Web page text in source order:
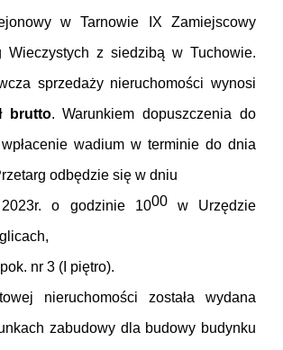
w Tarnowie IX Zamiejscowy
Wieczystych z siedzibą w Tuchowie.
sprzedaży nieruchomości wynosi
brutto. Warunkiem dopuszczenia do
wadium w terminie do dnia
odbędzie się w dniu
o godzinie 1000
w Urzędzie
nr 3 (I piętro).
nieruchomości została wydana
zabudowy dla budowy budynku